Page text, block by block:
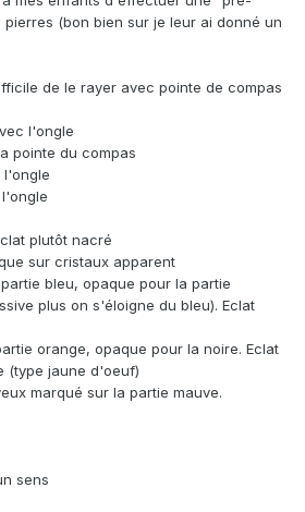
(bon bien sur je leur ai donné un
de le rayer avec pointe de compas
l'ongle
pointe du compas
l'ongle
plutôt nacré
sur cristaux apparent
bleu, opaque pour la partie
plus on s'éloigne du bleu). Eclat
orange, opaque pour la noire. Eclat
(type jaune d'oeuf)
marqué sur la partie mauve.
sens